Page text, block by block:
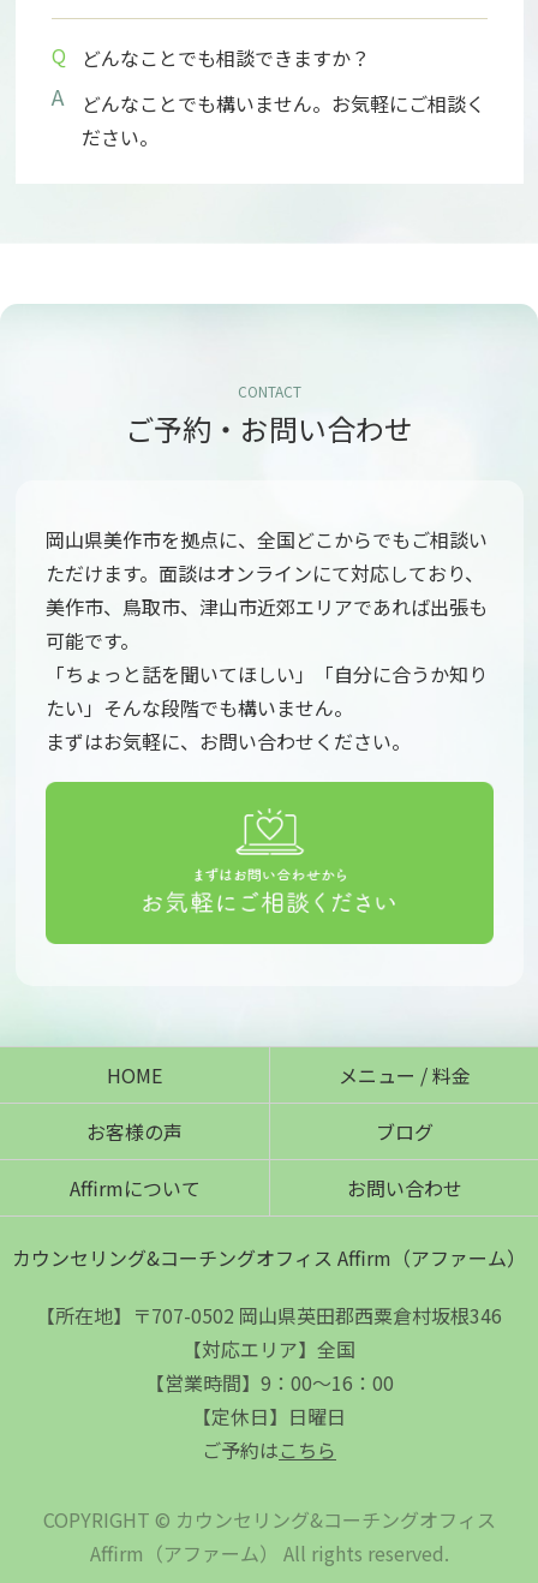
Q どんなことでも相談できますか？
A
どんなことでも構いません。お気軽にご相談く
ださい。
CONTACT
ご予約・お問い合わせ
岡山県美作市を拠点に、全国どこからでもご相談い
ただけます。面談はオンラインにて対応しており、
美作市、鳥取市、津山市近郊エリアであれば出張も
可能です。
「ちょっと話を聞いてほしい」「自分に合うか知り
たい」そんな段階でも構いません。
まずはお気軽に、お問い合わせください。
HOME
メニュー / 料金
お客様の声
ブログ
Affirmについて
お問い合わせ
カウンセリング&コーチングオフィス Affirm（アファーム）
【所在地】〒707-0502 岡山県英田郡西粟倉村坂根346
【対応エリア】全国
【営業時間】9：00～16：00
【定休日】日曜日
ご予約はこちら
COPYRIGHT © カウンセリング&コーチングオフィス
Affirm（アファーム） All rights reserved.